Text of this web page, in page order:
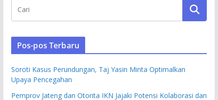
Pos-pos Terbaru
Soroti Kasus Perundungan, Taj Yasin Minta Optimalkan
Upaya Pencegahan
Pemprov Jateng dan Otorita IKN Jajaki Potensi Kolaborasi dan